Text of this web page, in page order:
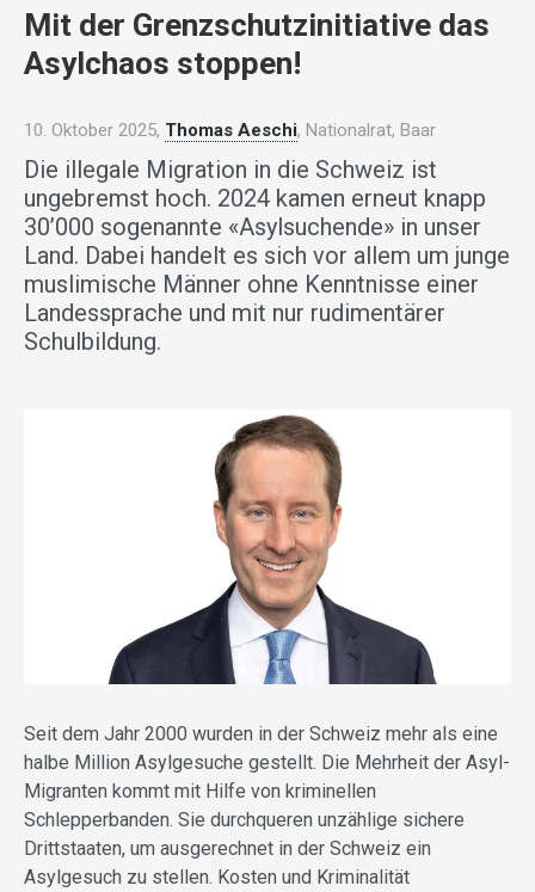
Mit der Grenzschutzinitiative das
Asylchaos stoppen!
10. Oktober 2025, Thomas Aeschi, Nationalrat, Baar
Die illegale Migration in die Schweiz ist
ungebremst hoch. 2024 kamen erneut knapp
30’000 sogenannte «Asylsuchende» in unser
Land. Dabei handelt es sich vor allem um junge
muslimische Männer ohne Kenntnisse einer
Landessprache und mit nur rudimentärer
Schulbildung.
Seit dem Jahr 2000 wurden in der Schweiz mehr als eine
halbe Million Asylgesuche gestellt. Die Mehrheit der Asyl-
Migranten kommt mit Hilfe von kriminellen
Schlepperbanden. Sie durchqueren unzählige sichere
Drittstaaten, um ausgerechnet in der Schweiz ein
Asylgesuch zu stellen. Kosten und Kriminalität